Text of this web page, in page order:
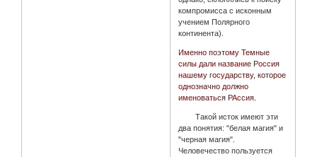
компромисса с исконным
учением Полярного
континента).
Именно поэтому Темные
силы дали название Россия
нашему государству, которое
однозначно должно
именоваться РАссия.
Такой исток имеют эти
два понятия: "белая магия" и
"черная магия".
Человечество пользуется